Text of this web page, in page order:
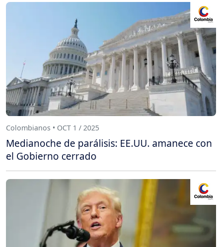
Colombianos • OCT 1 / 2025
Medianoche de parálisis: EE.UU. amanece con
el Gobierno cerrado